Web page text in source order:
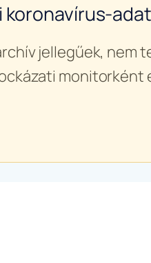
koronavírus-
jellegűek, nem
monitorként